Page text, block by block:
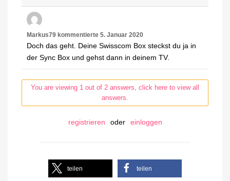
Markus79 kommentierte 5. Januar 2020
Doch das geht. Deine Swisscom Box steckst du ja in
der Sync Box und gehst dann in deinem TV.
You are viewing 1 out of 2 answers, click here to view all
answers.
registrieren oder einloggen
teilen teilen